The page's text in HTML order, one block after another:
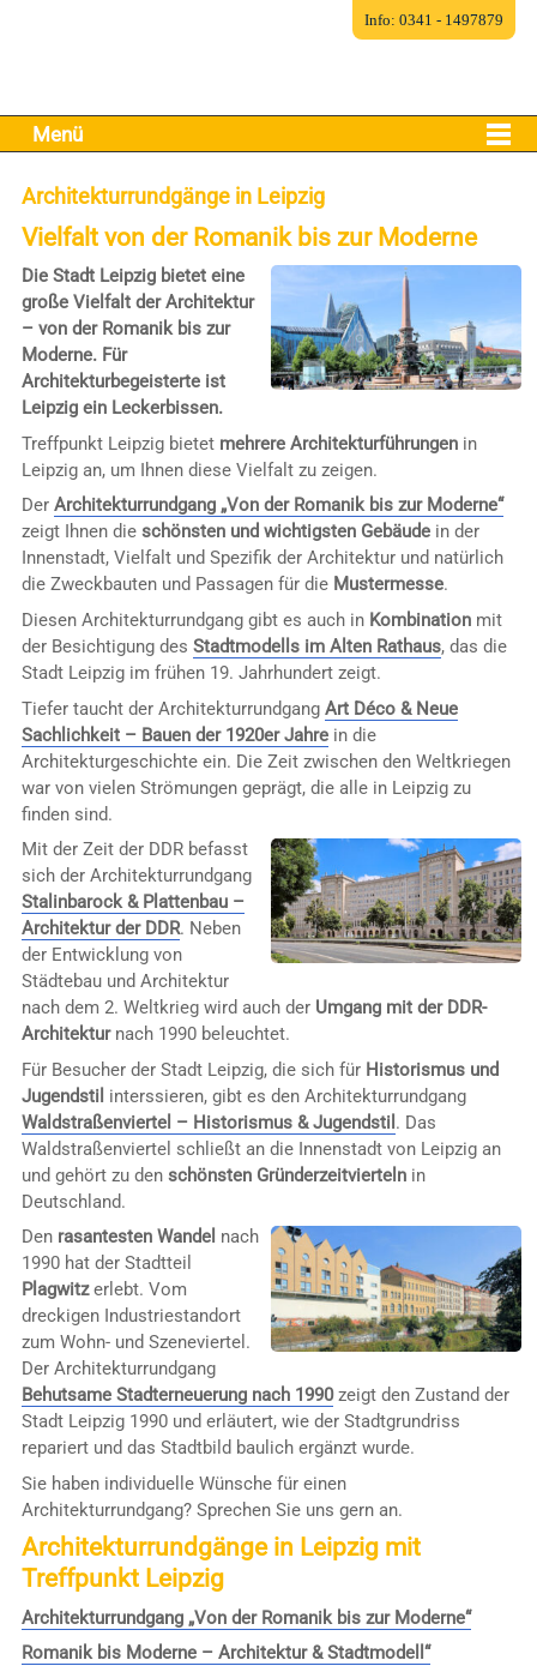
Menü
Architekturrundgänge in Leipzig
Vielfalt von der Romanik bis zur Moderne
Die Stadt Leipzig bietet eine
große Vielfalt der Architektur
– von der Romanik bis zur
Moderne. Für
Architekturbegeisterte ist
Leipzig ein Leckerbissen.
Treffpunkt Leipzig bietet mehrere Architekturführungenin
Leipzig an, um Ihnen diese Vielfalt zu zeigen.
Der Architekturrundgang „Von der Romanik bis zur Moderne“
zeigt Ihnen die schönsten und wichtigsten Gebäudein der
Innenstadt, Vielfalt und Spezifik der Architektur und natürlich
die Zweckbauten und Passagen für die Mustermesse.
Diesen Architekturrundgang gibt es auch in Kombinationmit
der Besichtigung des Stadtmodells im Alten Rathaus, das die
Stadt Leipzig im frühen 19. Jahrhundert zeigt.
Tiefer taucht der Architekturrundgang Art Déco & Neue
Sachlichkeit – Bauen der 1920er Jahrein die
Architekturgeschichte ein. Die Zeit zwischen den Weltkriegen
war von vielen Strömungen geprägt, die alle in Leipzig zu
finden sind.
Mit der Zeit der DDR befasst
sich der Architekturrundgang
Stalinbarock & Plattenbau –
Architektur der DDR. Neben
der Entwicklung von
Städtebau und Architektur
nach dem 2. Weltkrieg wird auch der Umgang mit der DDR-
Architekturnach 1990 beleuchtet.
Für Besucher der Stadt Leipzig, die sich für Historismus und
Jugendstil interssieren, gibt es den Architekturrundgang
Waldstraßenviertel – Historismus & Jugendstil . Das
Waldstraßenviertel schließt an die Innenstadt von Leipzig an
und gehört zu den schönsten Gründerzeitviertelnin
Deutschland.
Den rasantesten Wandel nach
1990 hat der Stadtteil
Plagwitzerlebt. Vom
dreckigen Industriestandort
zum Wohn- und Szeneviertel.
Der Architekturrundgang
Behutsame Stadterneuerung nach 1990zeigt den Zustand der
Stadt Leipzig 1990 und erläutert, wie der Stadtgrundriss
repariert und das Stadtbild baulich ergänzt wurde.
Sie haben individuelle Wünsche für einen
Architekturrundgang? Sprechen Sie uns gern an.
Architekturrundgänge in Leipzig mit
Treffpunkt Leipzig
Architekturrundgang „Von der Romanik bis zur Moderne“
Romanik bis Moderne – Architektur & Stadtmodell“
Info: 0341 - 1497879